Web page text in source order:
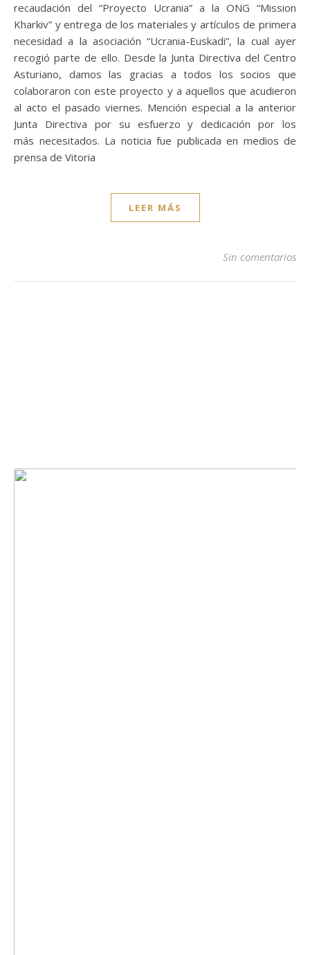
recaudación del “Proyecto Ucrania” a la ONG “Mission
Kharkiv” y entrega de los materiales y artículos de primera
necesidad a la asociación “Ucrania-Euskadi”, la cual ayer
recogió parte de ello. Desde la Junta Directiva del Centro
Asturiano, damos las gracias a todos los socios que
colaboraron con este proyecto y a aquellos que acudieron
al acto el pasado viernes. Mención especial a la anterior
Junta Directiva por su esfuerzo y dedicación por los
más necesitados. La noticia fue publicada en medios de
prensa de Vitoria
LEER MÁS
Sin comentarios